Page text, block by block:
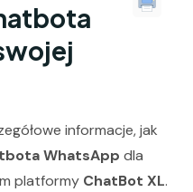
informacje, jak
WhatsApp dla
platformy ChatBot XL.